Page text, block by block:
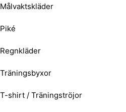
Målvaktskläder
Piké
Regnkläder
Träningsbyxor
T-shirt / Träningströjor